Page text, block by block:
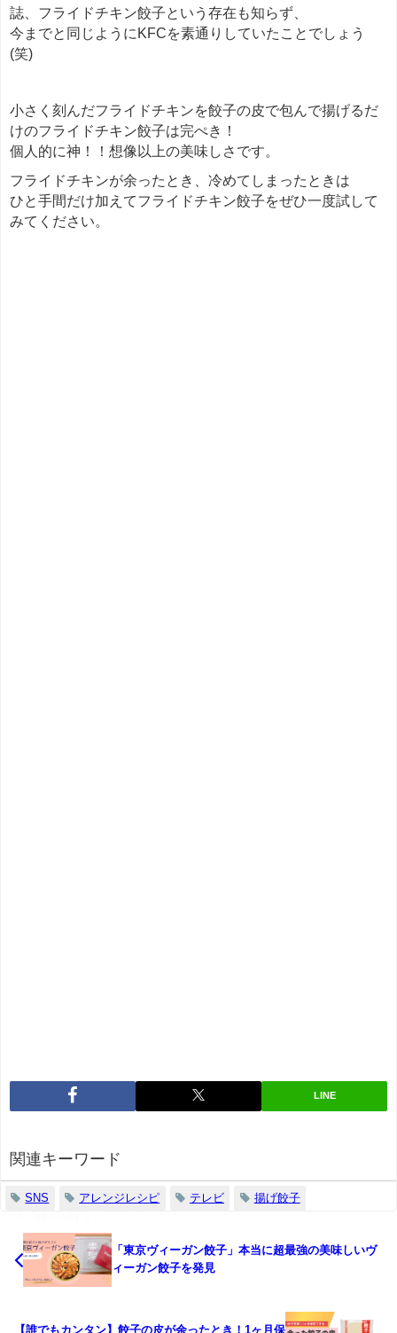
誌、フライドチキン餃子という存在も知らず、
今までと同じようにKFCを素通りしていたことでしょう
(笑)
小さく刻んだフライドチキンを餃子の皮で包んで揚げるだ
けのフライドチキン餃子は完ぺき！
個人的に神！！想像以上の美味しさです。
フライドチキンが余ったとき、冷めてしまったときは
ひと手間だけ加えてフライドチキン餃子をぜひ一度試して
みてください。
LINE
関連キーワード
SNS アレンジレシピ テレビ 揚げ餃子
「東京ヴィーガン餃子」本当に超最強の美味しいヴ
ィーガン餃子を発見
【誰でもカンタン】餃子の皮が余ったとき！1ヶ月保